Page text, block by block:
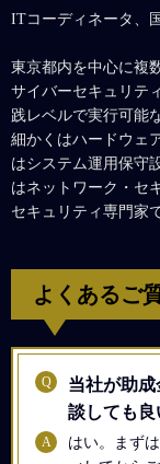
ITコーディネータ、
東京都内を中心に複
サイバーセキュリテ
践レベルで実行可能
細かくはハードウェ
はシステム運用保守
はネットワーク・セ
セキュリティ専門家
よくあるご
Q
当社が助
談しても良
A
はい。まず